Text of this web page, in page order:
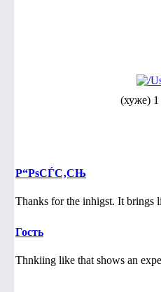
(хуже) 1
Р“РѕСЃС‚СЊ
Thanks for the inhigst. It brings
Гость
Thnkiing like that shows an